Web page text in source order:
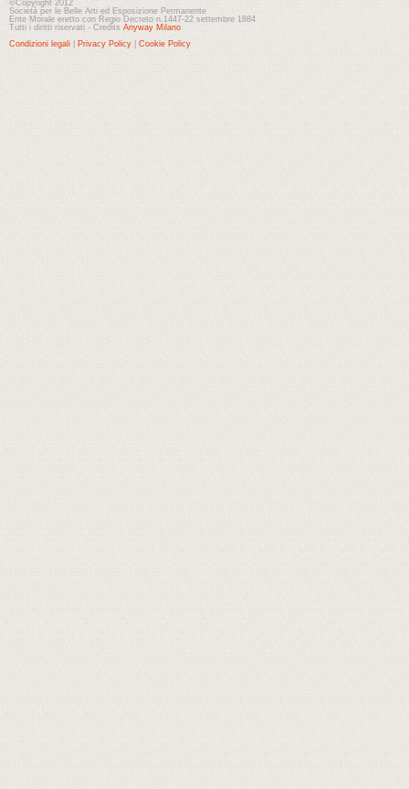
©Copyright 2012
Società per le Belle Arti ed Esposizione Permanente
Ente Morale eretto con Regio Decreto n.1447-22 settembre 1884
Tutti i diritti riservati - Credits Anyway Milano
Condizioni legali
Privacy Policy Cookie Policy